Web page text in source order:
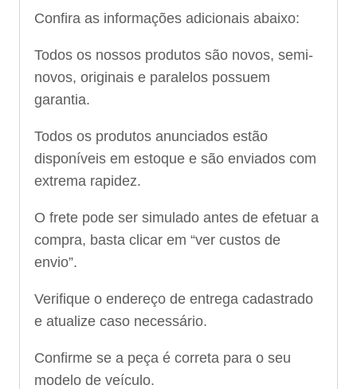
Confira as informações adicionais abaixo:
Todos os nossos produtos são novos, semi-
novos, originais e paralelos possuem
garantia.
Todos os produtos anunciados estão
disponíveis em estoque e são enviados com
extrema rapidez.
O frete pode ser simulado antes de efetuar a
compra, basta clicar em “ver custos de
envio”.
Verifique o endereço de entrega cadastrado
e atualize caso necessário.
Confirme se a peça é correta para o seu
modelo de veículo.